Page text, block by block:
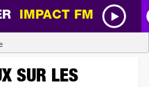
IMPACT FM
SUR LES
Télécharger